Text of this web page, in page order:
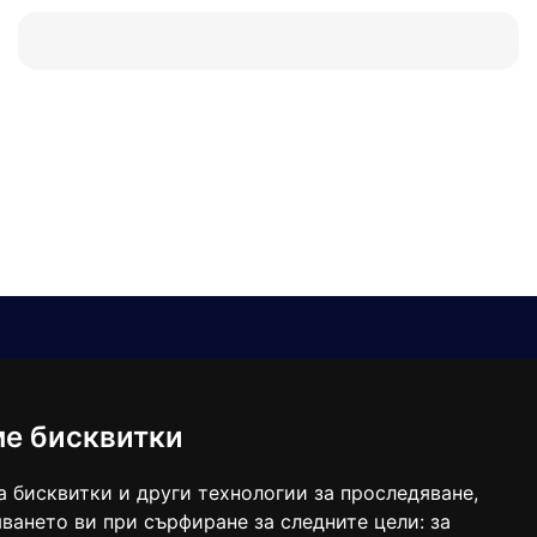
бисквитки
бисквитки и други технологии за проследяване,
ви при сърфиране за следните цели: за
balgarkanews@gmail.com